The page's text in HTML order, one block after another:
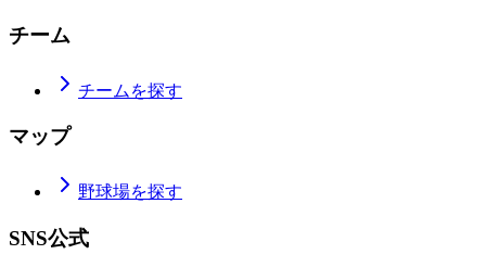
チーム
チームを探す
マップ
野球場を探す
SNS公式